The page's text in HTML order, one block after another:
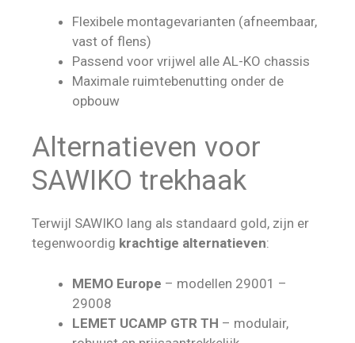
Flexibele montagevarianten (afneembaar,
vast of flens)
Passend voor vrijwel alle AL-KO chassis
Maximale ruimtebenutting onder de
opbouw
Alternatieven voor
SAWIKO trekhaak
Terwijl SAWIKO lang als standaard gold, zijn er
tegenwoordig krachtige alternatieven:
MEMO Europe – modellen 29001 –
29008
LEMET UCAMP GTR TH – modulair,